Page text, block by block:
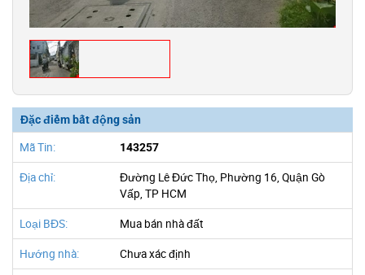
Đặc điểm bất động sản
Mã Tin: 143257
Địa chỉ:
Đường Lê Đức Thọ, Phường 16, Quận Gò
Vấp, TP HCM
Loại BĐS: Mua bán nhà đất
Hướng nhà: Chưa xác định